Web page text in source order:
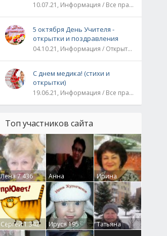
10.07.21, Информация / Все праздники
5 октября День Учителя -
открытки и поздравления
04.10.21, Информация / Открытки / Все праздники
С днем медика! (стихи и
открытки)
19.06.21, Информация / Все праздники
Топ участников сайта
Лена7 436
Анна
Гумлевая0
Ирина
Бруцкая41
Сергей1 342 Ируся195
Татьяна
Крючкова0